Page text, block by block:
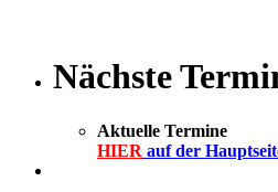
Nächste
Aktuelle Termine
HIER auf der